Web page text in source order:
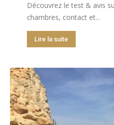
Découvrez le test & avis
chambres, contact et...
Lire la suite